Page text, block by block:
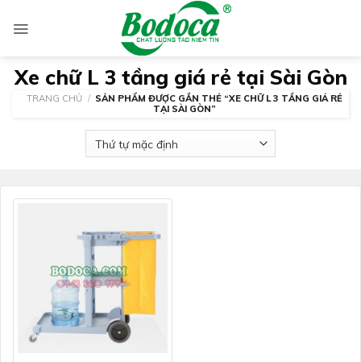
Xe chữ L 3 tầng giá rẻ tại Sài Gòn
TRANG CHỦ / SẢN PHẨM ĐƯỢC GẮN THẺ “XE CHỮ L 3 TẦNG GIÁ RẺ
TẠI SÀI GÒN”